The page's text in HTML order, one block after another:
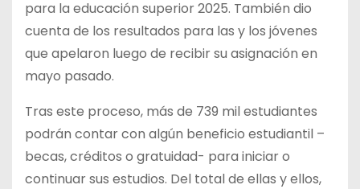
para la educación superior 2025. También dio
cuenta de los resultados para las y los jóvenes
que apelaron luego de recibir su asignación en
mayo pasado.
Tras este proceso, más de 739 mil estudiantes
podrán contar con algún beneficio estudiantil –
becas, créditos o gratuidad- para iniciar o
continuar sus estudios. Del total de ellas y ellos,